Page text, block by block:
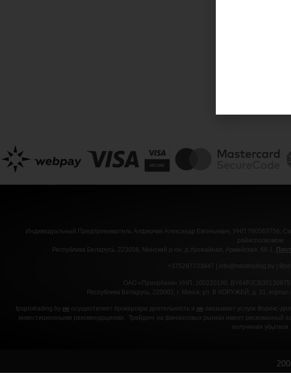
Индивидуальный Предприниматель Алферчик Александр Евгеньевич, УНП 790563756,
райисполкомом
Республика Беларусь, 223056, Минский р-он, д.Урожайная, Армейская, 66-1.
+375297733847 | info@mbstrading.by |
ОАО «Приорбанк» УНП: 100220190,
Республика Беларусь, 220002, г. Минск, ул. В ХОРУЖЕЙ, д. 31, корпус
tpsprotrading.by не осуществляет брокерскую деятельность и не оказывает услуги Форекс-
инвестиционными рекомендациями. Трейдинг на финансовых рынках имеет рискованный
получения убытков.